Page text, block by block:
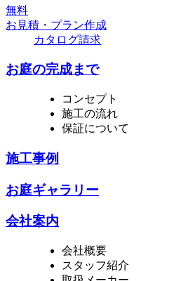
無料
お見積・プラン作成
カタログ請求
お庭の完成まで
コンセプト
施工の流れ
保証について
施工事例
お庭ギャラリー
会社案内
会社概要
スタッフ紹介